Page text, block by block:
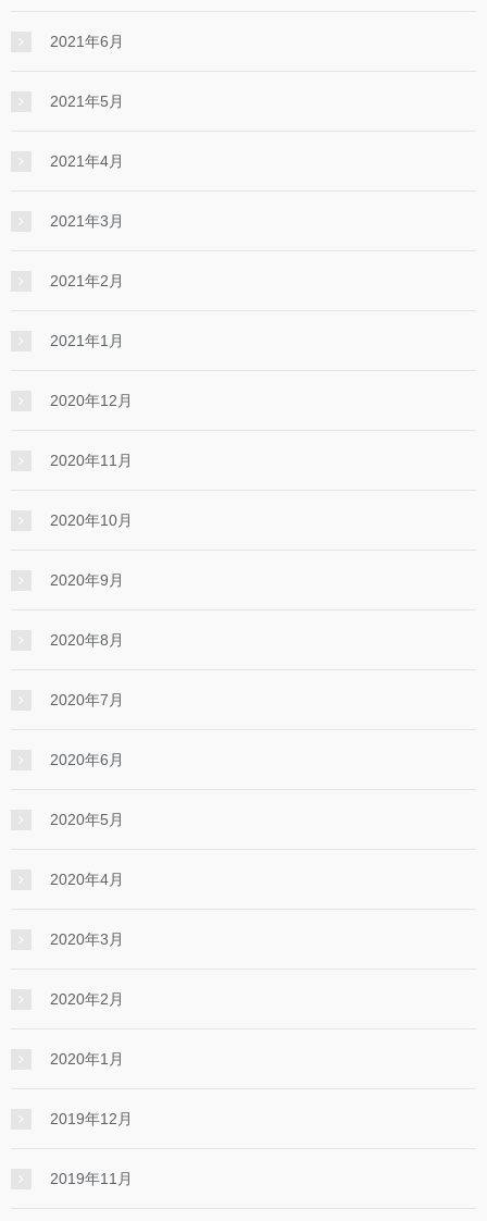
2021年6月
2021年5月
2021年4月
2021年3月
2021年2月
2021年1月
2020年12月
2020年11月
2020年10月
2020年9月
2020年8月
2020年7月
2020年6月
2020年5月
2020年4月
2020年3月
2020年2月
2020年1月
2019年12月
2019年11月